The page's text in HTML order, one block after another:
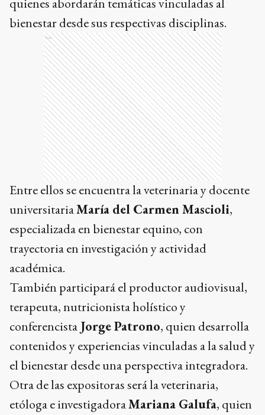
bienestar desde sus respectivas disciplinas.
Ads
Entre ellos se encuentra la veterinaria y docente
universitariaMaría del Carmen Mascioli,
especializada en bienestar equino, con
trayectoria en investigación y actividad
académica.
También participará el productor audiovisual,
terapeuta, nutricionista holístico y
conferencista Jorge Patrono, quien desarrolla
contenidos y experiencias vinculadas a la salud y
el bienestar desde una perspectiva integradora.
Otra de las expositoras será la veterinaria,
etóloga e investigadoraMariana Galufa, quien